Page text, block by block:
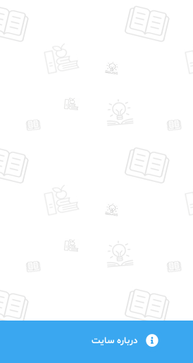
درباره سایت